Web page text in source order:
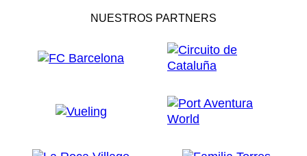
NUESTROS PARTNERS